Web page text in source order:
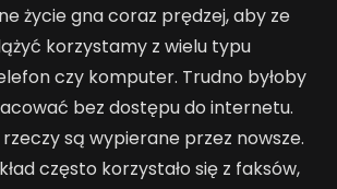
życie gna coraz prędzej, aby ze
korzystamy z wielu typu
czy komputer. Trudno byłoby
bez dostępu do internetu.
są wypierane przez nowsze.
często korzystało się z faksów,